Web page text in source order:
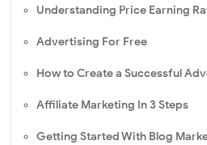
Understanding Price Earning
Advertising For Free
How to Create a Successful
Affiliate Marketing In 3 Steps
Getting Started With Blog